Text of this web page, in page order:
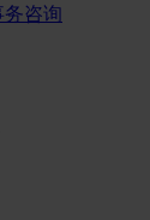
咨询